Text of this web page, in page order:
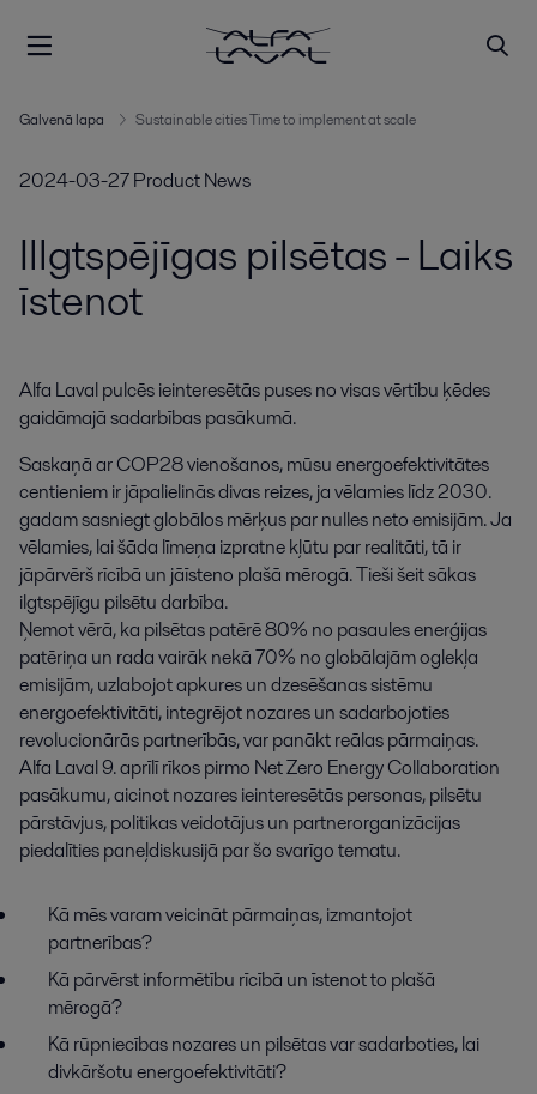
Galvenā lapa Sustainable cities Time to implement at scale
2024-03-27Product News
Illgtspējīgas pilsētas - Laiks
īstenot
Alfa Laval pulcēs ieinteresētās puses no visas vērtību ķēdes
gaidāmajā sadarbības pasākumā.
Saskaņā ar COP28 vienošanos, mūsu energoefektivitātes
centieniem ir jāpalielinās divas reizes, ja vēlamies līdz 2030.
gadam sasniegt globālos mērķus par nulles neto emisijām. Ja
vēlamies, lai šāda līmeņa izpratne kļūtu par realitāti, tā ir
jāpārvērš rīcībā un jāīsteno plašā mērogā. Tieši šeit sākas
ilgtspējīgu pilsētu darbība.
Ņemot vērā, ka pilsētas patērē 80% no pasaules enerģijas
patēriņa un rada vairāk nekā 70% no globālajām oglekļa
emisijām, uzlabojot apkures un dzesēšanas sistēmu
energoefektivitāti, integrējot nozares un sadarbojoties
revolucionārās partnerībās, var panākt reālas pārmaiņas.
Alfa Laval 9. aprīlī rīkos pirmo Net Zero Energy Collaboration
pasākumu, aicinot nozares ieinteresētās personas, pilsētu
pārstāvjus, politikas veidotājus un partnerorganizācijas
piedalīties paneļdiskusijā par šo svarīgo tematu.
Kā mēs varam veicināt pārmaiņas, izmantojot
partnerības?
Kā pārvērst informētību rīcībā un īstenot to plašā
mērogā?
Kā rūpniecības nozares un pilsētas var sadarboties, lai
divkāršotu energoefektivitāti?